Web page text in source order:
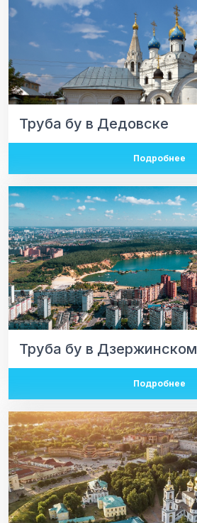
Труба бу в Дедовске
Подробнее
Труба бу в Дзержинском
Подробнее